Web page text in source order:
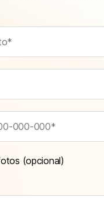
(opcional)